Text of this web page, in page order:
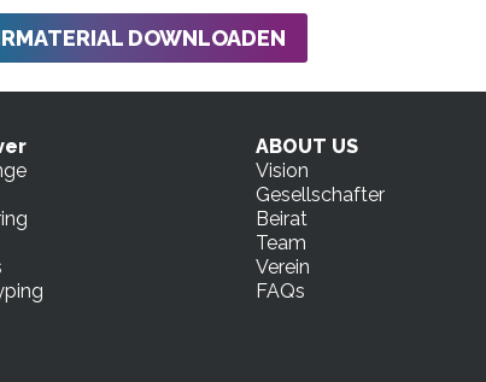
DOWNLOADEN
ABOUT US
Vision
Gesellschafter
Beirat
Team
Verein
FAQs